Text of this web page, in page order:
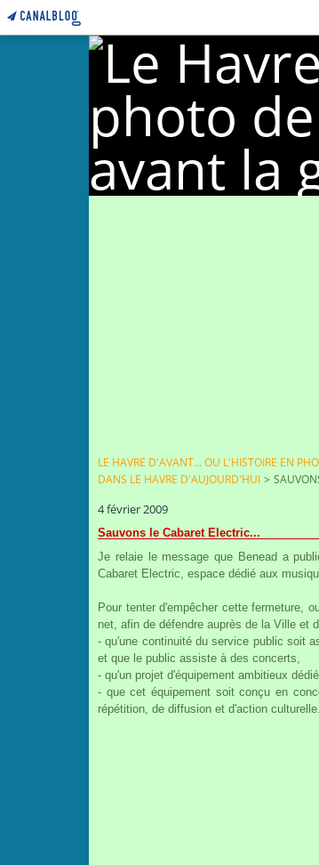
LE HAVRE D'AVANT... OU L'HISTOIRE EN
DANS LE HAVRE D'AUJOURD'HUI >
4 février 2009
Sauvons le Cabaret Electric...
Je relaie le message que Benead a
Cabaret Electric, espace dédié aux
Pour tenter d'empêcher cette fermeture,
net, afin de défendre auprès de la Ville et
- qu'une continuité du service public soit
et que le public assiste à des concerts,
- qu'un projet d'équipement ambitieux
- que cet équipement soit conçu en
répétition, de diffusion et d'action culturelle.